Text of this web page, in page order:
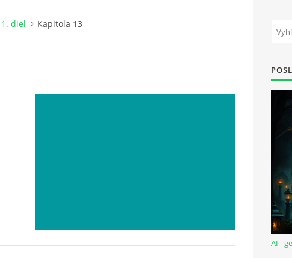
diel Kapitola 13
AI -